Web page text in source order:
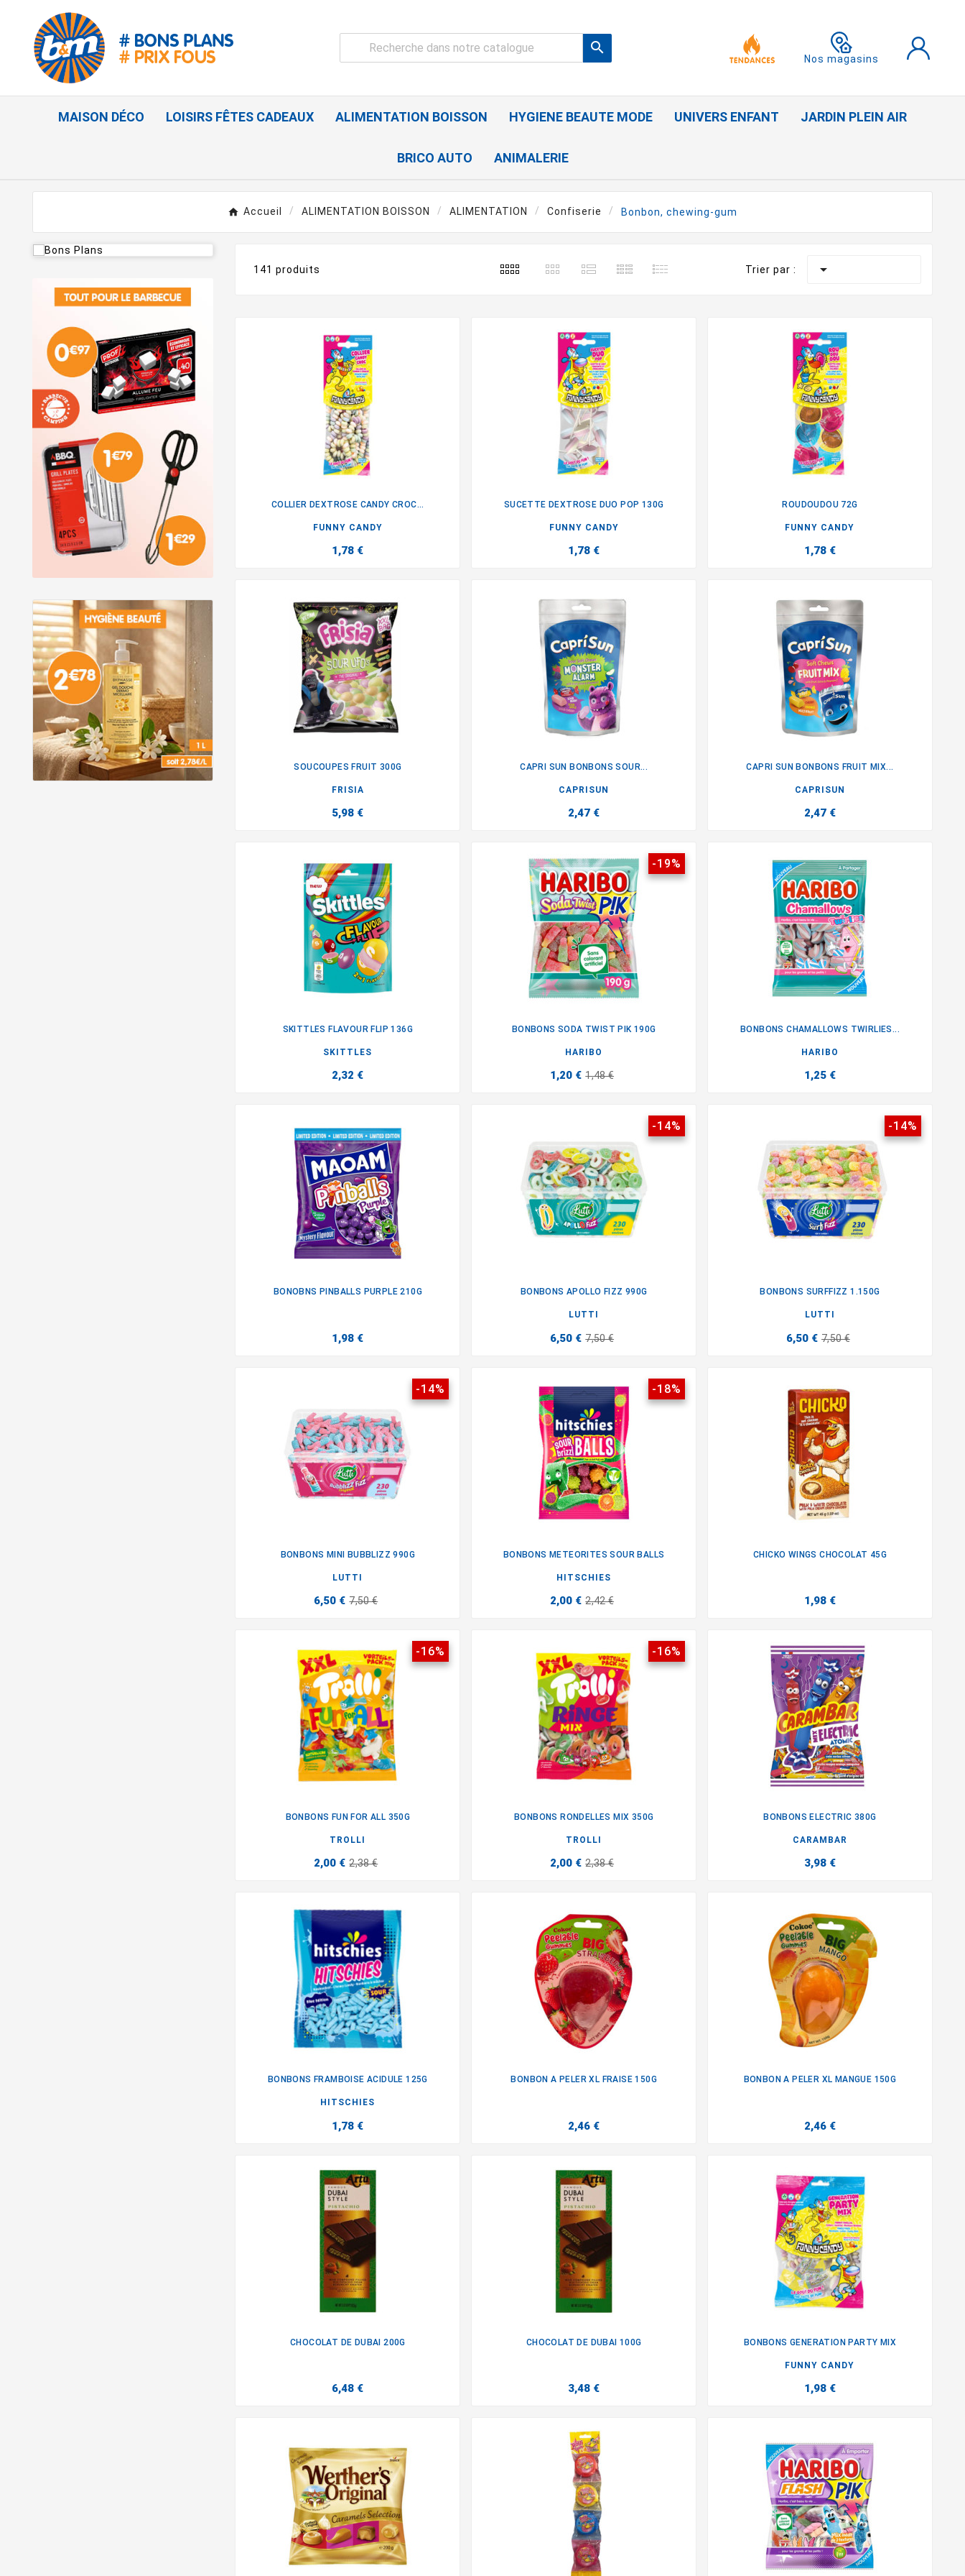

Nos magasins
MAISON DÉCO LOISIRS FÊTES CADEAUX ALIMENTATION BOISSON HYGIENE BEAUTE MODE UNIVERS ENFANT JARDIN PLEIN AIR
BRICO AUTO ANIMALERIE
Accueil ALIMENTATION BOISSON ALIMENTATION Confiserie Bonbon, chewing-gum
141 produits Trier par : 
COLLIER DEXTROSE CANDY CROC...
FUNNY CANDY
1,78 €
SUCETTE DEXTROSE DUO POP 130G
FUNNY CANDY
1,78 €
ROUDOUDOU 72G
FUNNY CANDY
1,78 €
SOUCOUPES FRUIT 300G
FRISIA
5,98 €
CAPRI SUN BONBONS SOUR...
CAPRISUN
2,47 €
CAPRI SUN BONBONS FRUIT MIX...
CAPRISUN
2,47 €
SKITTLES FLAVOUR FLIP 136G
SKITTLES
2,32 €
-19%
BONBONS SODA TWIST PIK 190G
HARIBO
1,20 € 1,48 €
BONBONS CHAMALLOWS TWIRLIES...
HARIBO
1,25 €
BONOBNS PINBALLS PURPLE 210G
1,98 €
-14%
BONBONS APOLLO FIZZ 990G
LUTTI
6,50 € 7,50 €
-14%
BONBONS SURFFIZZ 1.150G
LUTTI
6,50 € 7,50 €
-14%
BONBONS MINI BUBBLIZZ 990G
LUTTI
6,50 € 7,50 €
-18%
BONBONS METEORITES SOUR BALLS
HITSCHIES
2,00 € 2,42 €
CHICKO WINGS CHOCOLAT 45G
1,98 €
-16%
BONBONS FUN FOR ALL 350G
TROLLI
2,00 € 2,38 €
-16%
BONBONS RONDELLES MIX 350G
TROLLI
2,00 € 2,38 €
BONBONS ELECTRIC 380G
CARAMBAR
3,98 €
BONBONS FRAMBOISE ACIDULE 125G
HITSCHIES
1,78 €
BONBON A PELER XL FRAISE 150G
2,46 €
BONBON A PELER XL MANGUE 150G
2,46 €
CHOCOLAT DE DUBAI 200G
6,48 €
CHOCOLAT DE DUBAI 100G
3,48 €
BONBONS GENERATION PARTY MIX
FUNNY CANDY
1,98 €